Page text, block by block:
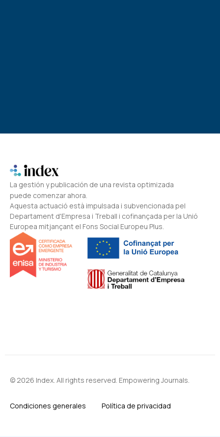
La gestión y publicación de una revista optimizada
puede comenzar ahora.
Aquesta actuació està impulsada i subvencionada pel
Departament d'Empresa i Treball i cofinançada per la Unió
Europea mitjançant el Fons Social Europeu Plus.
© 2026 Index. All rights reserved. Empowering Journals.
Condiciones generales Política de privacidad